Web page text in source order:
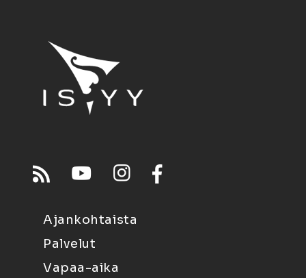
Ajankohtaista
Palvelut
Vapaa-aika